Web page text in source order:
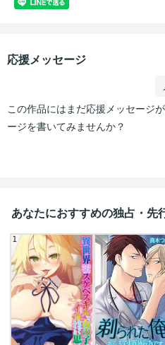
応援メッセージ
この作品にはまだ応援メッセージ
ージを書いてみませんか？
あなたにおすすめの独占・先